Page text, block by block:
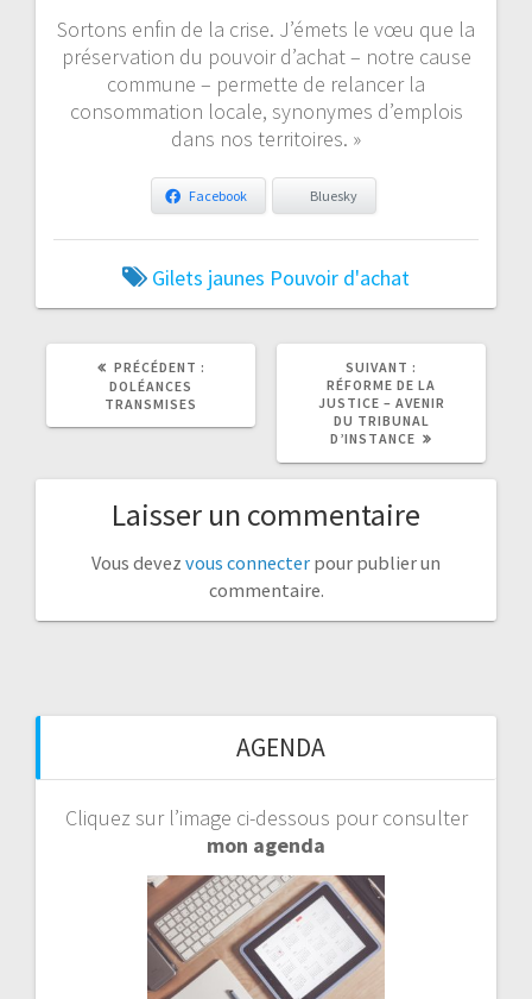
Sortons enfin de la crise. J’émets le vœu que la
préservation du pouvoir d’achat – notre cause
commune – permette de relancer la
consommation locale, synonymes d’emplois
dans nos territoires. »
Facebook Bluesky
Gilets jaunes Pouvoir d'achat
PRÉCÉDENT :
ARTICLE
PRÉCÉDENT
DOLÉANCES
TRANSMISES
SUIVANT :
ARTICLE
RÉFORME DE LA
JUSTICE – AVENIR
DU TRIBUNAL
D’INSTANCE
Laisser un commentaire
Vous devez vous connecter pour publier un
commentaire.
AGENDA
Cliquez sur l’image ci-dessous pour consulter
mon agenda